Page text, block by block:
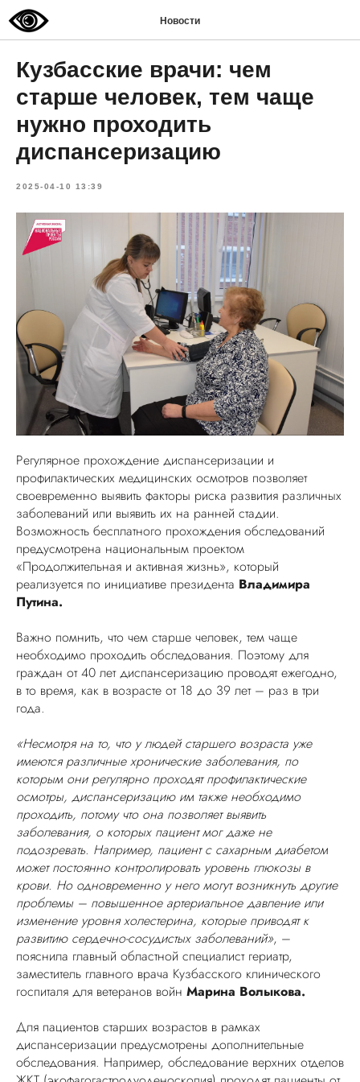
Новости
Кузбасские врачи: чем
старше человек, тем чаще
нужно проходить
диспансеризацию
2025-04-10 13:39
Регулярное прохождение диспансеризации и
профилактических медицинских осмотров позволяет
своевременно выявить факторы риска развития различных
заболеваний или выявить их на ранней стадии.
Возможность бесплатного прохождения обследований
предусмотрена национальным проектом
«Продолжительная и активная жизнь», который
реализуется по инициативе президента Владимира
Путина.
Важно помнить, что чем старше человек, тем чаще
необходимо проходить обследования. Поэтому для
граждан от 40 лет диспансеризацию проводят ежегодно,
в то время, как в возрасте от 18 до 39 лет – раз в три
года.
«Несмотря на то, что у людей старшего возраста уже
имеются различные хронические заболевания, по
которым они регулярно проходят профилактические
осмотры, диспансеризацию им также необходимо
проходить, потому что она позволяет выявить
заболевания, о которых пациент мог даже не
подозревать. Например, пациент с сахарным диабетом
может постоянно контролировать уровень глюкозы в
крови. Но одновременно у него могут возникнуть другие
проблемы – повышенное артериальное давление или
изменение уровня холестерина, которые приводят к
развитию сердечно-сосудистых заболеваний», –
пояснила главный областной специалист гериатр,
заместитель главного врача Кузбасского клинического
госпиталя для ветеранов войн Марина Волыкова.
Для пациентов старших возрастов в рамках
диспансеризации предусмотрены дополнительные
обследования. Например, обследование верхних отделов